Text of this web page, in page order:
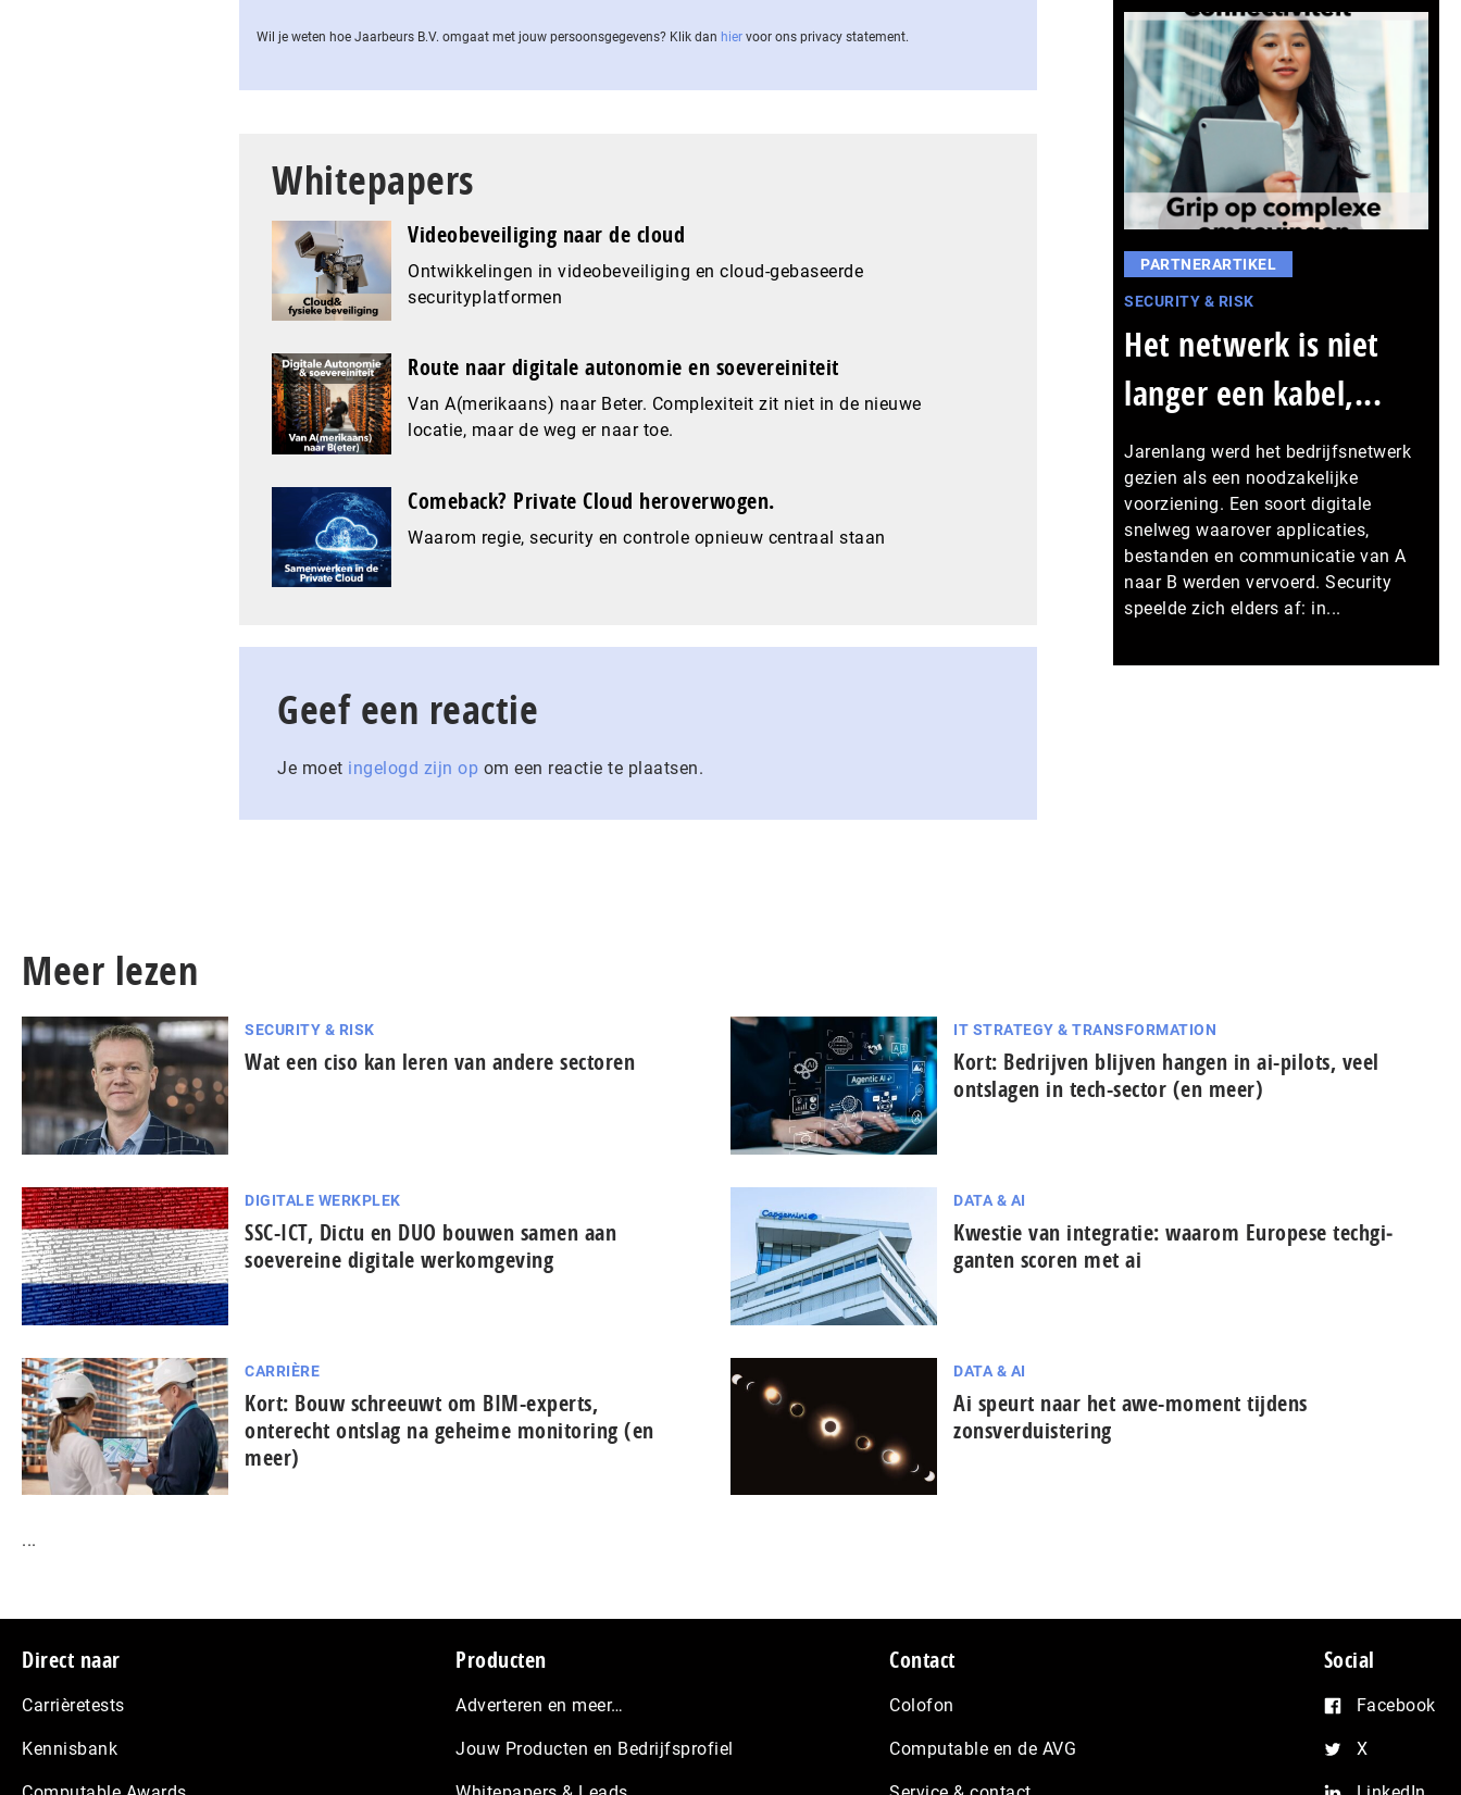
Wil je weten hoe Jaarbeurs B.V. omgaat met jouw per­soons­ge­ge­vens? Klik dan hier voor ons privacy statement.
Whitepapers
Videobeveiliging naar de cloud
Ontwikkelingen in videobeveiliging en cloud-gebaseerde
securityplatformen
Route naar digitale autonomie en soevereiniteit
Van A(merikaans) naar Beter. Complexiteit zit niet in de nieuwe
locatie, maar de weg er naar toe.
Comeback? Private Cloud heroverwogen.
Waarom regie, security en controle opnieuw centraal staan
Geef een reactie
Je moet ingelogd zijn op om een reactie te plaatsen.
PARTNERARTIKEL
SECURITY & RISK
Het netwerk is niet
langer een kabel,...
Jarenlang werd het bedrijfsnetwerk
gezien als een noodzakelijke
voorziening. Een soort digitale
snelweg waarover applicaties,
bestanden en communicatie van A
naar B werden vervoerd. Security
speelde zich elders af: in...
Meer lezen
SECURITY & RISK
Wat een ciso kan leren van andere sectoren
IT STRATEGY & TRANSFORMATION
Kort: Bedrijven blijven hangen in ai-pilots, veel
ontslagen in tech-sector (en meer)
DIGITALE WERKPLEK
SSC-ICT, Dictu en DUO bouwen samen aan
soevereine digitale werkomgeving
DATA & AI
Kwestie van integratie: waarom Europese tech­gi­
gan­ten scoren met ai
CARRIÈRE
Kort: Bouw schreeuwt om BIM-experts,
onterecht ontslag na geheime monitoring (en
meer)
DATA & AI
Ai speurt naar het awe-moment tijdens
zonsverduistering
...
Footer
Direct naar
Carrièretests
Kennisbank
Producten
Adverteren en meer…
Jouw Producten en Bedrijfsprofiel
Contact
Colofon
Computable en de AVG
Social
Facebook
X